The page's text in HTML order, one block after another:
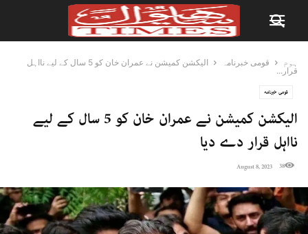
ہوم قومی خبرنامہ
الیکشن کمیشن نے عمران خان کو 5 سال کے لیے نااہل
قرار...
قومی خبرنامہ
الیکشن کمیشن نے عمران خان کو 5 سال کے لیے
نااہل قرار دے دیا
August 8, 2023 38